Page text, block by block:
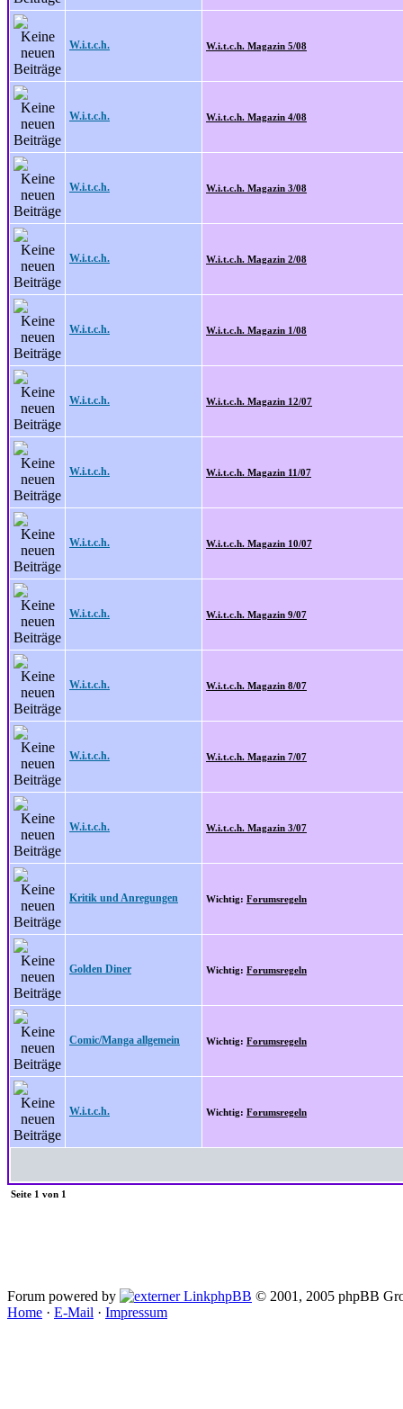
W.i.t.c.h. W.i.t.c.h. Magazin 5/08
W.i.t.c.h. W.i.t.c.h. Magazin 4/08
W.i.t.c.h. W.i.t.c.h. Magazin 3/08
W.i.t.c.h. W.i.t.c.h. Magazin 2/08
W.i.t.c.h. W.i.t.c.h. Magazin 1/08
W.i.t.c.h. W.i.t.c.h. Magazin 12/07
W.i.t.c.h. W.i.t.c.h. Magazin 11/07
W.i.t.c.h. W.i.t.c.h. Magazin 10/07
W.i.t.c.h. W.i.t.c.h. Magazin 9/07
W.i.t.c.h. W.i.t.c.h. Magazin 8/07
W.i.t.c.h. W.i.t.c.h. Magazin 7/07
W.i.t.c.h. W.i.t.c.h. Magazin 3/07
Kritik und Anregungen Wichtig: Forumsregeln
Golden Diner Wichtig: Forumsregeln
Comic/Manga allgemein Wichtig: Forumsregeln
W.i.t.c.h. Wichtig: Forumsregeln
Seite 1 von 1
Forum powered by phpBB © 2001, 2005 phpBB
Home · E-Mail · Impressum